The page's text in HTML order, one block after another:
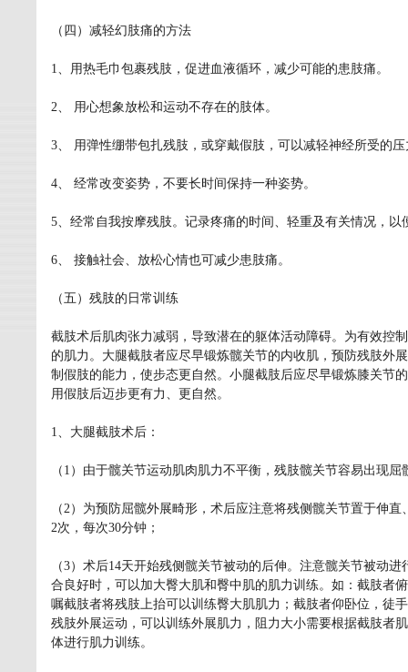
（四）减轻幻肢痛的方法
1、用热毛巾包裹残肢，促进血液循环，减少可能的患肢痛。
2、 用心想象放松和运动不存在的肢体。
3、 用弹性绷带包扎残肢，或穿戴假肢，可以减轻神经所受的压
4、 经常改变姿势，不要长时间保持一种姿势。
5、经常自我按摩残肢。记录疼痛的时间、轻重及有关情况，以
6、 接触社会、放松心情也可减少患肢痛。
（五）残肢的日常训练
截肢术后肌肉张力减弱，导致潜在的躯体活动障碍。为有效控
的肌力。大腿截肢者应尽早锻炼髋关节的内收肌，预防残肢外
制假肢的能力，使步态更自然。小腿截肢后应尽早锻炼膝关节
用假肢后迈步更有力、更自然。
1、大腿截肢术后：
（1）由于髋关节运动肌肉肌力不平衡，残肢髋关节容易出现
（2）为预防屈髋外展畸形，术后应注意将残侧髋关节置于伸
2次，每次30分钟；
（3）术后14天开始残侧髋关节被动的后伸。注意髋关节被动
合良好时，可以加大臀大肌和臀中肌的肌力训练。如：截肢者
嘱截肢者将残肢上抬可以训练臀大肌肌力；截肢者仰卧位，徒
残肢外展运动，可以训练外展肌力，阻力大小需要根据截肢者
体进行肌力训练。